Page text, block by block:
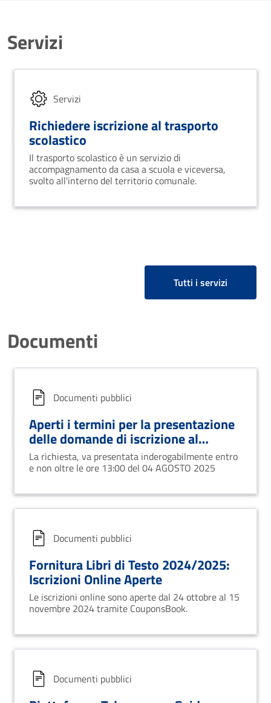
Servizi
Servizi
Richiedere iscrizione al trasporto
scolastico
Il trasporto scolastico è un servizio di
accompagnamento da casa a scuola e viceversa,
svolto all'interno del territorio comunale.
Tutti i servizi
Documenti
Documenti pubblici
Aperti i termini per la presentazione
delle domande di iscrizione al
Servizio del Trasporto Scolastico per
l’anno scolastico 2025/2026.
La richiesta, va presentata inderogabilmente entro
e non oltre le ore 13:00 del 04 AGOSTO 2025
Documenti pubblici
Fornitura Libri di Testo 2024/2025:
Iscrizioni Online Aperte
Le iscrizioni online sono aperte dal 24 ottobre al 15
novembre 2024 tramite CouponsBook.
Documenti pubblici